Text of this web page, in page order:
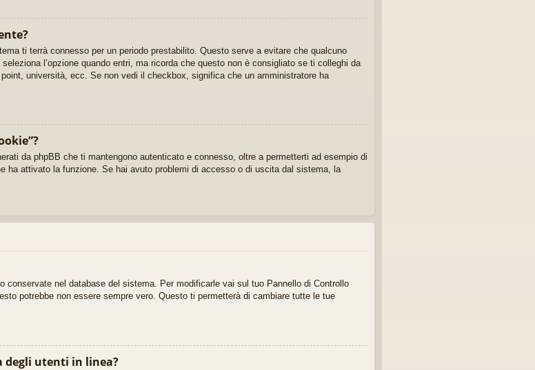
ti terrà connesso per un periodo prestabilito. Questo serve a evitare che qualcuno
l’opzione quando entri, ma ricorda che questo non è consigliato se ti colleghi da
università, ecc. Se non vedi il checkbox, significa che un amministratore ha
da phpBB che ti mantengono autenticato e connesso, oltre a permetterti ad esempio di
ha attivato la funzione. Se hai avuto problemi di accesso o di uscita dal sistema, la
nel database del sistema. Per modificarle vai sul tuo Pannello di Controllo
potrebbe non essere sempre vero. Questo ti permetterà di cambiare tutte le tue
degli utenti in linea?